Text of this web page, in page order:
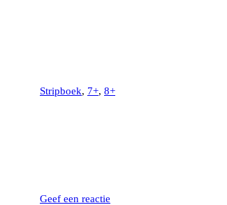
Stripboek, 7+, 8+
Geef een reactie